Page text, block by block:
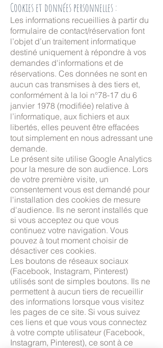
Cookieset données personnelles :
Les informations recueillies à partir du
formulaire de contact/réservation font
l’objet d’un traitement informatique
destiné uniquement à répondre à vos
demandes d'informations et de
réservations. Ces données ne sont en
aucun cas transmises à des tiers et,
conformément à la loi n°78-17 du 6
janvier 1978 (modifiée) relative à
l’informatique, aux fichiers et aux
libertés, elles peuvent être effacées
tout simplement en nous adressant une
demande.
Le présent site utilise Google Analytics
pour la mesure de son audience. Lors
de votre première visite, un
consentement vous est demandé pour
l'installation des cookies de mesure
d'audience. Ils ne seront installés que
si vous acceptez ou que vous
continuez votre navigation. Vous
pouvez à tout moment choisir de
désactiver ces cookies.
Les boutons de réseaux sociaux
(Facebook, Instagram, Pinterest)
utilisés sont de simples boutons. Ils ne
permettent à aucun tiers de recueillir
des informations lorsque vous visitez
les pages de ce site. Si vous suivez
ces liens et que vous vous connectez
à votre compte utilisateur (Facebook,
Instagram, Pinterest), ce sont à ce